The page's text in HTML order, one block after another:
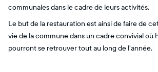
communales dans le cadre de leurs activités.
Le but de la restauration est ainsi de faire de
vie de la commune dans un cadre convivial où
pourront se retrouver tout au long de l'année.